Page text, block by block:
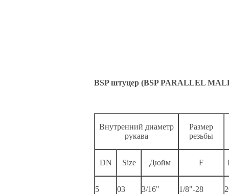
BSP штуцер (BSP PARALLEL
Внутренний диаметр
рукава
Размер
резьбы
DN Size Дюйм F
5 03 3/16" 1/8"-28